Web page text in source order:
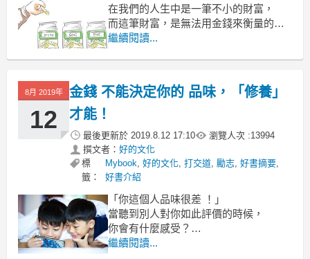
在我們的人生中是一筆不小的財富，
而這筆財富，是無法用金錢來衡量的。
二十幾歲的年輕人應該多結識朋友，
繼續閱讀...
8月 2019年
12
金錢 不能決定你的 品味，「修養」
才能！
最後更新於 2019.8.12 17:10 瀏覽人次 :13994
撰文者： 好的文化
標
籤：
Mybook, 好的文化, 打交道, 勵志, 好書摘要,
好書介紹
「你這個人品味很差 ！」
當聽到別人對你如此評價的時候，
你會有什麼感受？
庸俗？膚淺？老土？羞愧？
繼續閱讀...